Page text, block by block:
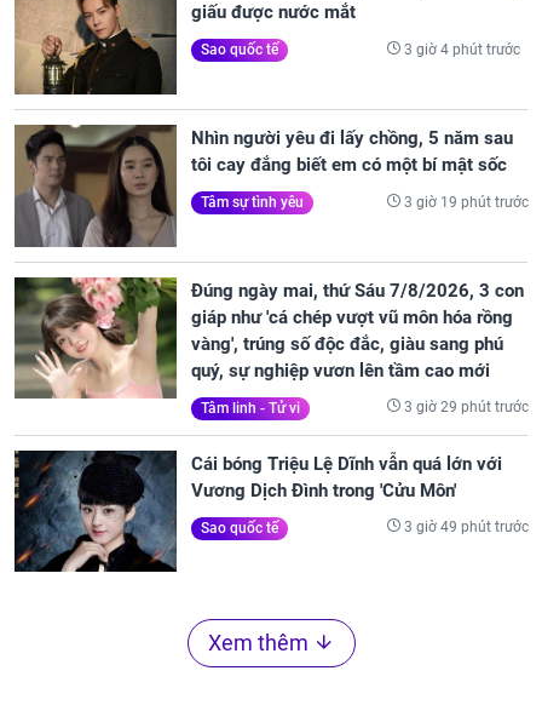
giấu được nước mắt
Sao quốc tế 3 giờ 4 phút trước
Nhìn người yêu đi lấy chồng, 5 năm sau
tôi cay đắng biết em có một bí mật sốc
Tâm sự tình yêu 3 giờ 19 phút trước
Đúng ngày mai, thứ Sáu 7/8/2026, 3 con
giáp như 'cá chép vượt vũ môn hóa rồng
vàng', trúng số độc đắc, giàu sang phú
quý, sự nghiệp vươn lên tầm cao mới
Tâm linh - Tử vi 3 giờ 29 phút trước
Cái bóng Triệu Lệ Dĩnh vẫn quá lớn với
Vương Dịch Đình trong 'Cửu Môn'
Sao quốc tế 3 giờ 49 phút trước
Xem thêm